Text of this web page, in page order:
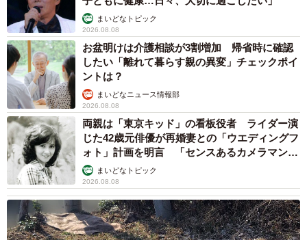
まいどなトピック
2026.08.08
お盆明けは介護相談が3割増加 帰省時に確認
したい「離れて暮らす親の異変」チェックポイ
ントは？
まいどなニュース情報部
2026.08.08
両親は「東京キッド」の看板役者 ライダー演
じた42歳元俳優が再婚妻との「ウエディングフ
ォト」計画を明言 「センスあるカメラマン求
む」まいどなトピック
2026.08.08